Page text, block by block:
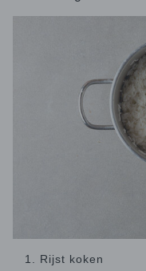
1. Rijst koken